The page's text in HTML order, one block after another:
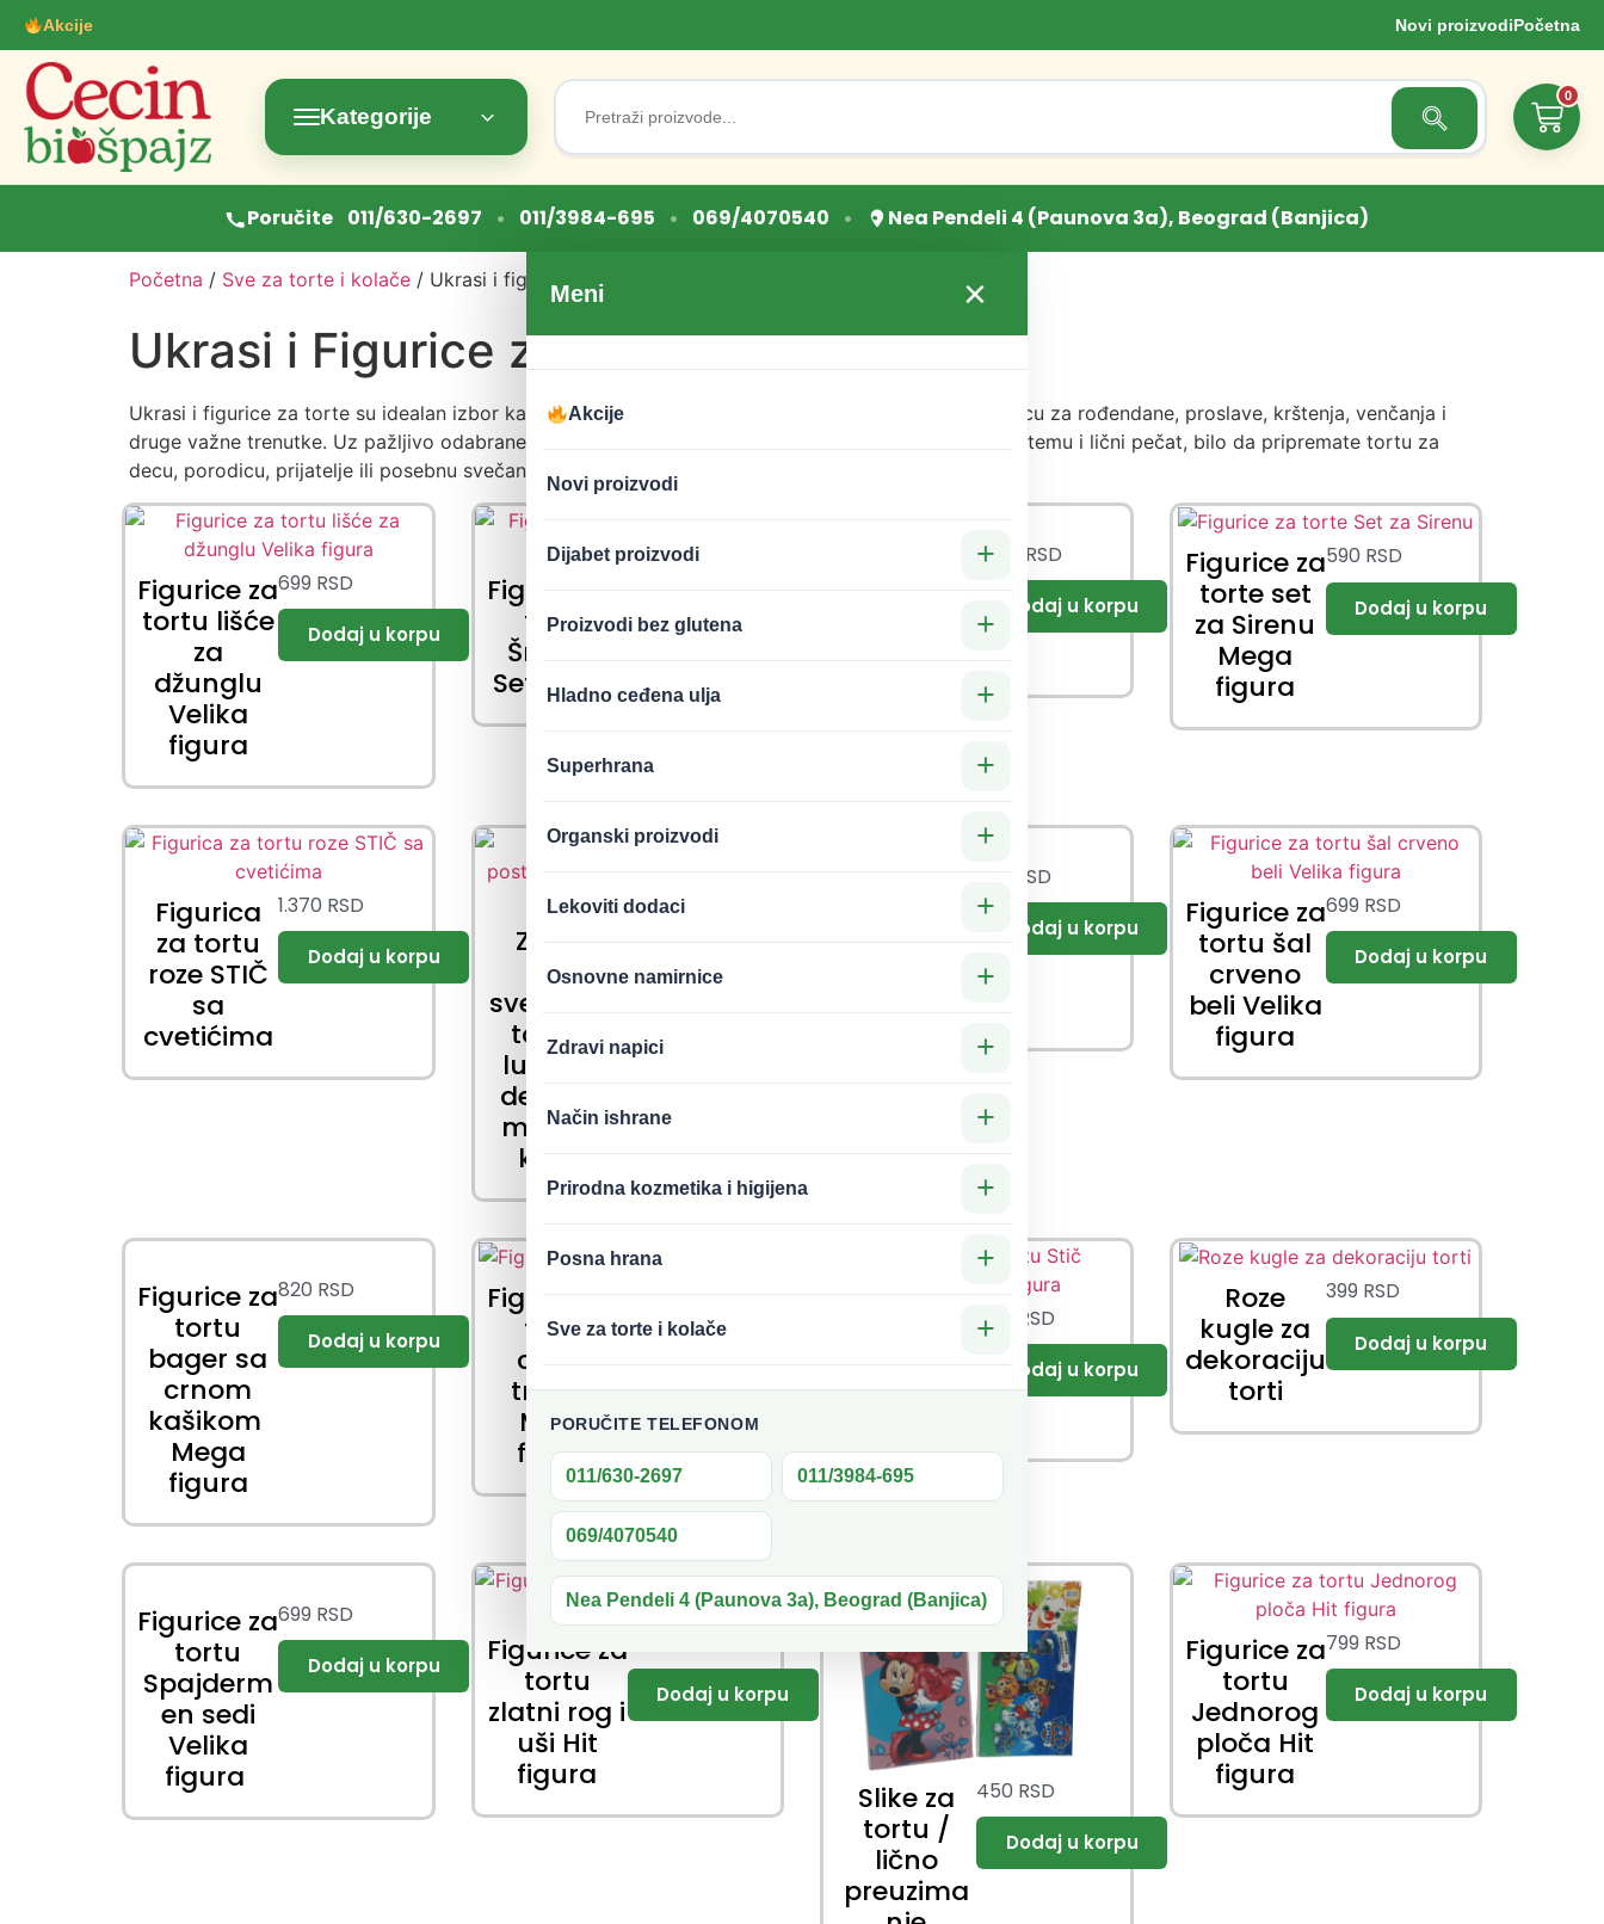
Akcije Novi proizvodiPočetna
Kategorije
Search
for:
Search Button
0
Poručite 011/630-2697 • 011/3984-695 • 069/4070540 • Nea Pendeli 4 (Paunova 3a), Beograd (Banjica)
Meni ×
Akcije
Novi proizvodi
Dijabet proizvodi +
Proizvodi bez glutena +
Hladno ceđena ulja +
Superhrana +
Organski proizvodi +
Lekoviti dodaci +
Osnovne namirnice +
Zdravi napici +
Način ishrane +
Prirodna kozmetika i higijena +
Posna hrana +
Sve za torte i kolače +
PORUČITE TELEFONOM
011/630-2697 011/3984-695
069/4070540
Nea Pendeli 4 (Paunova 3a), Beograd (Banjica)
Početna / Sve za torte i kolače/ Ukrasi i figurice za torte
Ukrasi i Figurice za Torte
Ukrasi i figurice za torte su idealan izbor kada želite da običnu tortu pretvorite u posebnu poslasticu za rođendane, proslave, krštenja, venčanja i
druge važne trenutke. Uz pažljivo odabrane dekoracije, svaka torta može dobiti lepši izgled, jasnu temu i lični pečat, bilo da pripremate tortu za
decu, porodicu, prijatelje ili posebnu svečanu priliku.
Figurice za
tortu lišće
za
džunglu
Velika
figura
699 RSD
Figurice za
tortu
Šminka
Set figura
990RSD
torte
Bajka
1.590 RSD
Figurice za
torte set
za Sirenu
Mega
figura
590 RSD
Figurica
za tortu
roze STIČ
sa
cvetićima
1.370 RSD
Zlatne
krive
svećice za
tortu –
luksuzni
detalj uz
metalne
krune
Figurice za
pastelna
figura
799 RSD
Figurice za
tortu šal
crveno
beli Velika
figura
699 RSD
Figurice za
tortu
bager sa
crnom
kašikom
Mega
figura
820 RSD
Figurice za
tortu
crveni
traktor
Mega
figura
799RSD
tortu Stič
Dekorativ
1.199 RSD
Roze
kugle za
dekoraciju
torti
399 RSD
Figurice za
tortu
Spajderm
en sedi
Velika
figura
699 RSD
Figurice za
tortu
zlatni rog i
uši Hit
figura
Slike za
tortu /
lično
preuzima
450 RSD
Figurice za
tortu
Jednorog
ploča Hit
figura
799 RSD